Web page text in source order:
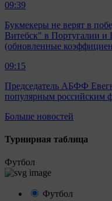
09:39
Букмекеры не верят в
Витебск" в Португалии и
(обновленные
09:15
Председатель АБФФ
популярным российским
Больше новостей
Турнирная таблица
Футбол
Футбол